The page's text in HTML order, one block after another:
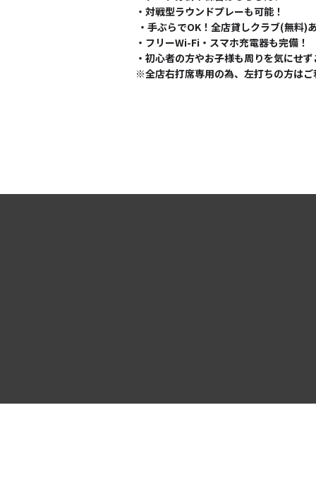
・対戦型ラウンドプレーも可能！
・手ぶらでOK！全店貸しクラブ(無料)
・フリーWi-Fi・スマホ充電器も完備！
・初心者の方やお子様も周りを気にせず
※全店右打席専用の為、左打ちの方は